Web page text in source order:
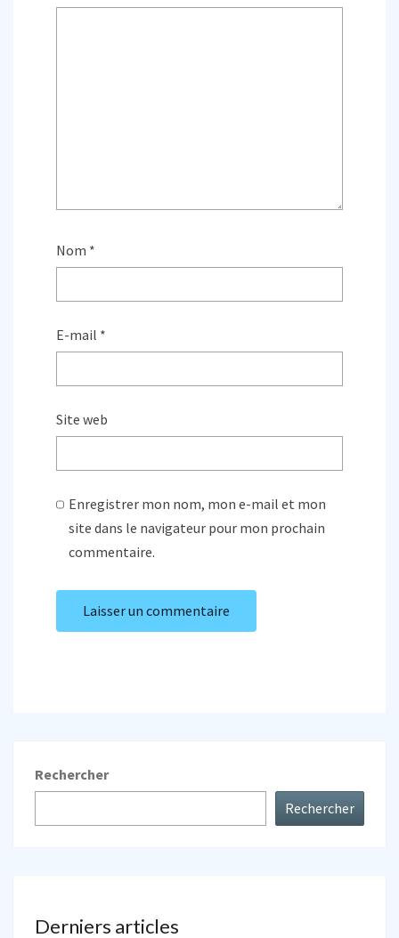
Nom *
E-mail *
Site web
Enregistrer mon nom, mon e-mail et mon
site dans le navigateur pour mon prochain
commentaire.
Rechercher
Rechercher
Derniers articles